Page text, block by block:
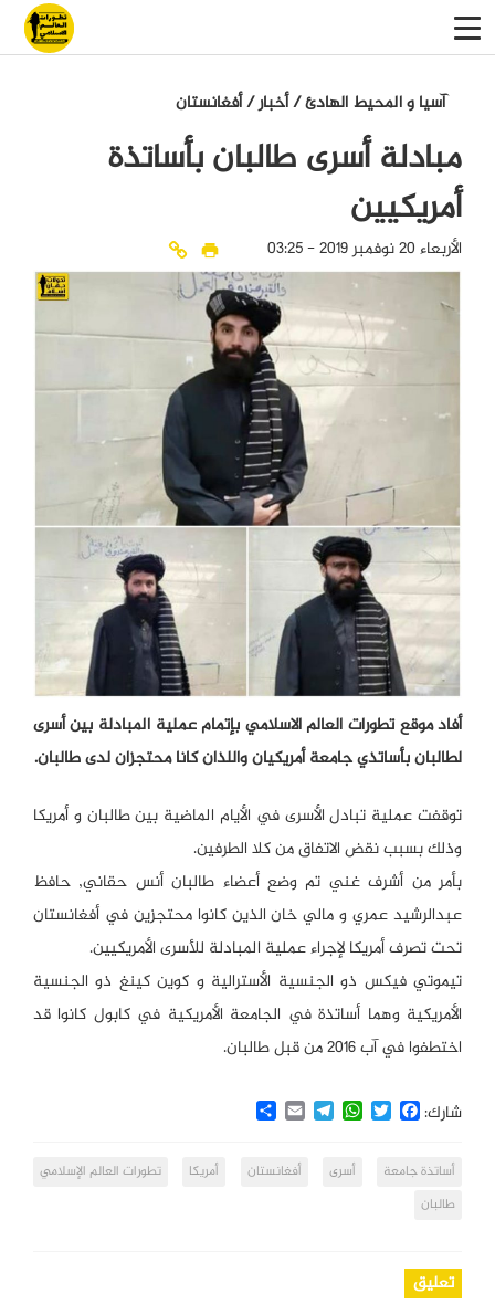
آسيا و المحيط الهادئ/أخبار/أفغانستان
مبادلة أسرى طالبان بأساتذة
أمريكيين
الأربعاء 20 نوفمبر 2019 - 03:25
أفاد موقع تطورات العالم الاسلامي بإتمام عملية المبادلة بين أسرى
لطالبان بأساتذي جامعة أمريكيان واللذان كانا محتجزان لدى طالبان.
توقفت عملية تبادل الأسرى في الأيام الماضية بين طالبان و أمريكا
وذلك بسبب نقض الاتفاق من كلا الطرفين.
بأمر من أشرف غني تم وضع أعضاء طالبان أنس حقاني, حافظ
عبدالرشيد عمري و مالي خان الذين كانوا محتجزين في أفغانستان
تحت تصرف أمريكا لإجراء عملية المبادلة للأسرى الأمريكيين.
تيموتي فيكس ذو الجنسية الأسترالية و كوين كينغ ذو الجنسية
الأمريكية وهما أساتذة في الجامعة الأمريكية في كابول كانوا قد
اختطفوا في آب 2016 من قبل طالبان.
شارك: Facebook
Twitter
WhatsApp
Telegram
Email
Share
أساتذة جامعة أسرى أفغانستان أمريكا
تطورات العالم الإسلامي
طالبان
تعليق